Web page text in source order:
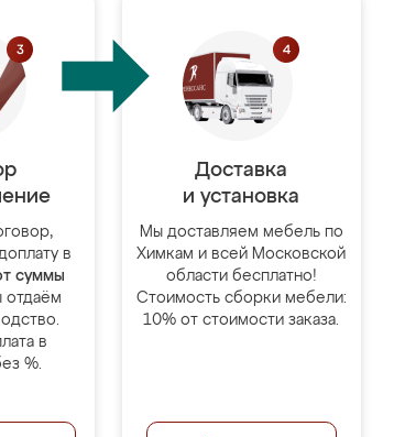
в
суммы
отдаём
в
%.
Доставка
и установка
Мы доставляем мебель по
Химкам и всей Московской
области бесплатно!
Стоимость сборки мебели:
10% от стоимости заказа.